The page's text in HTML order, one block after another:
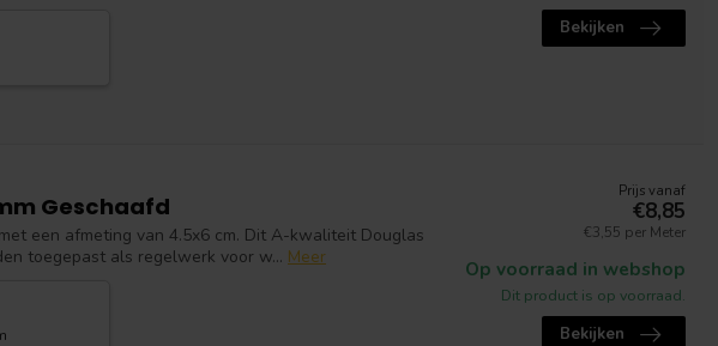
Bekijken
Geschaafd
een afmeting van 4.5x6 cm. Dit A-kwaliteit Douglas
toegepast als regelwerk voor w... Meer
Prijs vanaf
€8,85
€3,55 per Meter
Op voorraad in webshop
Dit product is op voorraad.
Bekijken